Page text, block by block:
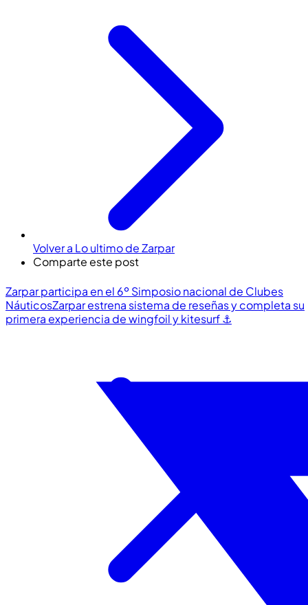
Volver a Lo ultimo de Zarpar
Comparte este post
Zarpar participa en el 6º Simposio nacional de Clubes
NáuticosZarpar estrena sistema de reseñas y completa su
primera experiencia de wingfoil y kitesurf ⚓️